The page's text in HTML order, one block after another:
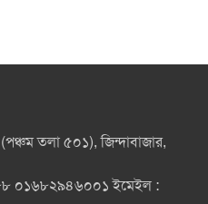
তলা ৫০১), জিন্দাবাজার,
০১৬৮২৯৪৬০০১ ইমেইল :